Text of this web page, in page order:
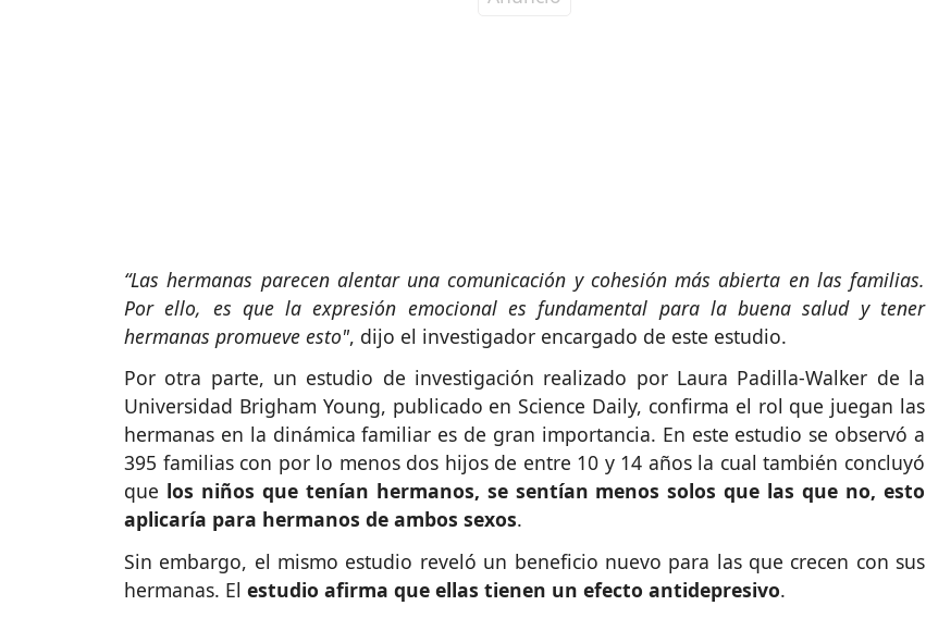
“Las hermanas parecen alentar una comunicación y cohesión más abierta en las familias.
Por ello, es que la expresión emocional es fundamental para la buena salud y tener
hermanas promueve esto", dijo el investigador encargado de este estudio.
Por otra parte, un estudio de investigación realizado por Laura Padilla-Walker de la
Universidad Brigham Young, publicado en Science Daily, confirma el rol que juegan las
hermanas en la dinámica familiar es de gran importancia. En este estudio se observó a
395 familias con por lo menos dos hijos de entre 10 y 14 años la cual también concluyó
que los niños que tenían hermanos, se sentían menos solos que las que no, esto
aplicaría para hermanos de ambos sexos.
Sin embargo, el mismo estudio reveló un beneficio nuevo para las que crecen con sus
hermanas. El estudio afirma que ellas tienen un efecto antidepresivo.